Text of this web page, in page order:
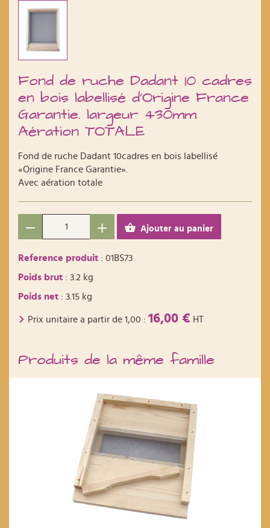
Fond de ruche Dadant 10 cadres
en bois labellisé d'Origine France
Garantie. largeur 430mm
Aération TOTALE
Fond de ruche Dadant 10cadres en bois labellisé
«Origine France Garantie».
Avec aération totale
Ajouter au panier
Reference produit : 01BS73
Poids brut : 3.2 kg
Poids net : 3.15 kg
Prix unitaire a partir de 1,00 : 16,00 € HT
Produits de la même famille